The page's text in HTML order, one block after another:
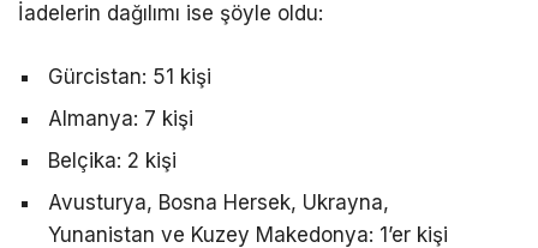
İadelerin dağılımı ise şöyle oldu:
Gürcistan: 51 kişi
Almanya: 7 kişi
Belçika: 2 kişi
Avusturya, Bosna Hersek, Ukrayna,
Yunanistan ve Kuzey Makedonya: 1’er kişi